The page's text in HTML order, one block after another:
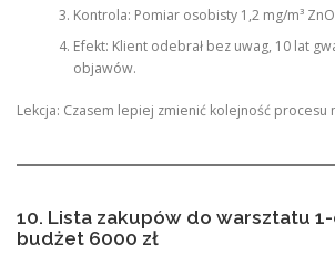
Kontrola: Pomiar osobisty 1,2 mg/m³
Efekt: Klient odebrał bez uwag, 10 lat
objawów.
Lekcja: Czasem lepiej zmienić kolejność procesu
10. Lista zakupów do warsztatu
budżet 6000 zł